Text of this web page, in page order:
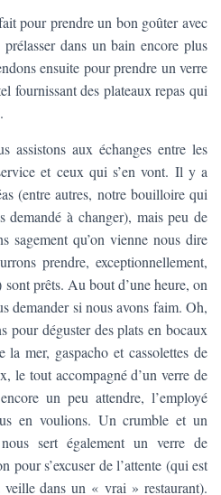
pour prendre un bon goûter avec
dans un bain encore plus
ensuite pour prendre un verre
fournissant des plateaux repas qui
assistons aux échanges entre les
et ceux qui s’en vont. Il y a
(entre autres, notre bouilloire qui
demandé à changer), mais peu de
sagement qu’on vienne nous dire
prendre, exceptionnellement,
prêts. Au bout d’une heure, on
demander si nous avons faim. Oh,
déguster des plats en bocaux
mer, gaspacho et cassolettes de
le tout accompagné d’un verre de
un peu attendre, l’employé
en voulions. Un crumble et un
sert également un verre de
pour s’excuser de l’attente (qui est
dans un « vrai » restaurant).